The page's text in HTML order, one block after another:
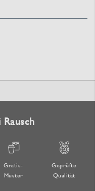
Gratis-
Muster
Geprüfte
Qualität